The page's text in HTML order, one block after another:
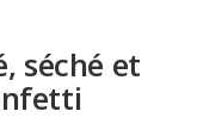
séché et